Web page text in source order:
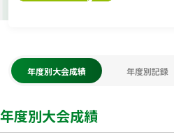
年度別大会成績 年度別記録
年度別大会成績